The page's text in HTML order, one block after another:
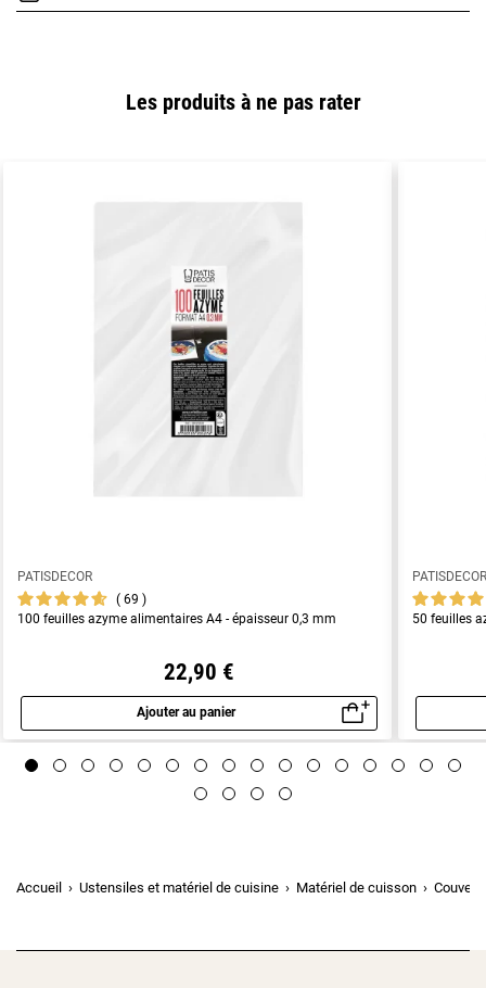
Les produits à ne pas rater
PATISDECOR
69
100 feuilles azyme alimentaires A4 - épaisseur 0,3 mm
22,90 €
Ajouter au panier
Aperçu rapide
50 feuilles
Accueil Ustensiles et matériel de cuisine Matériel de cuisson